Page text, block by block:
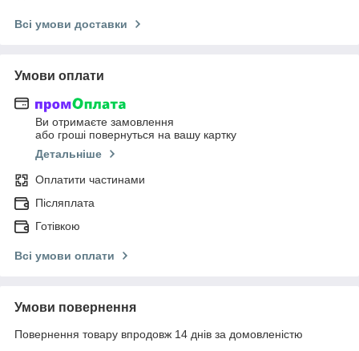
Всі умови доставки
Умови оплати
Ви отримаєте замовлення
або гроші повернуться на вашу картку
Детальніше
Оплатити частинами
Післяплата
Готівкою
Всі умови оплати
Умови повернення
Повернення товару впродовж 14 днів за домовленістю